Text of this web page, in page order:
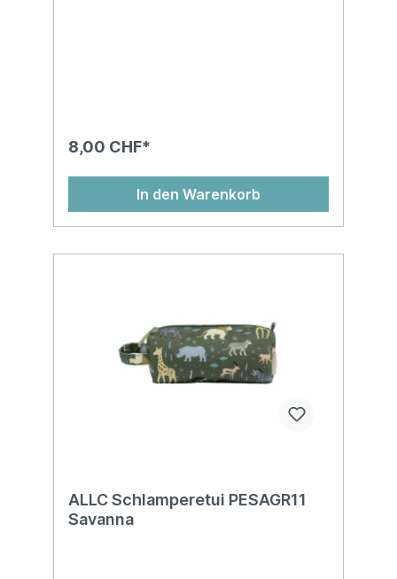
8,00 CHF*
In den Warenkorb
ALLC Schlamperetui PESAGR11
Savanna